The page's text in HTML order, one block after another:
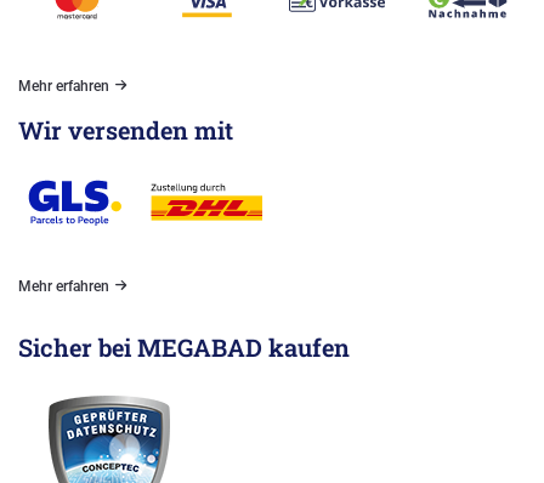
Mehr erfahren
Wir versenden mit
Mehr erfahren
Sicher bei MEGABAD kaufen